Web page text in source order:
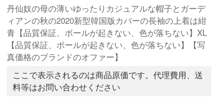
丹仙奴の母の薄いゆったりカジュアルな帽子とガーデ
ィアンの秋の2020新型韓国版カバーの長袖の上着は紺
青【品質保証、ボールが起きない、色が落ちない】XL
【品質保証、ボールが起きない、色が落ちない】【写
真価格のブランドのオファー】
ここで表示されるのは商品原価です。代理費用、送
料等はお問い合わせください